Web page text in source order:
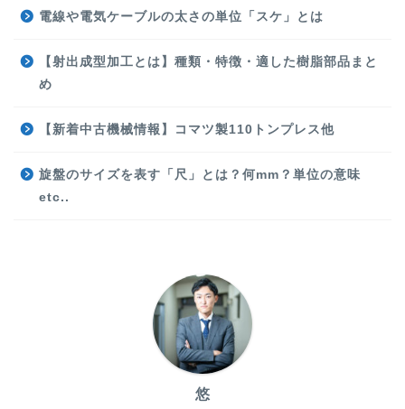
電線や電気ケーブルの太さの単位「スケ」とは
【射出成型加工とは】種類・特徴・適した樹脂部品まと
め
【新着中古機械情報】コマツ製110トンプレス他
旋盤のサイズを表す「尺」とは？何mm？単位の意味
etc..
悠